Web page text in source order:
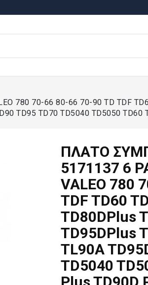
780 70-66 80-66 70-90 TD TDF
TD95 TD70 TD5040 TD5050
ΠΛΑΤO
5171137 6
VALEO 780
TDF TD60
TD80DPlus
TD95DPlus
TL90A
TD5040